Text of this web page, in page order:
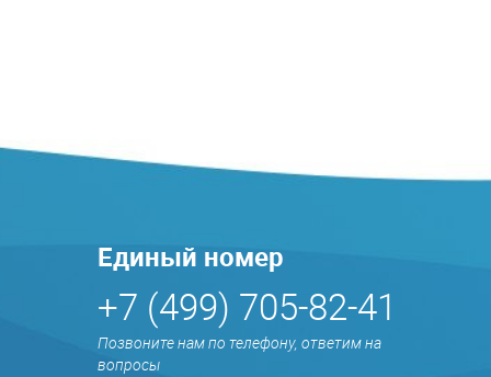
Единый номер
+7 (499) 705-82-41
Позвоните нам по телефону, ответим на
вопросы